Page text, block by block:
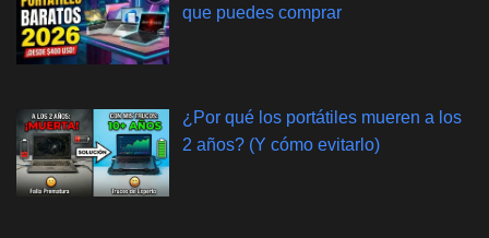
que puedes comprar
¿Por qué los portátiles mueren a los
2 años? (Y cómo evitarlo)